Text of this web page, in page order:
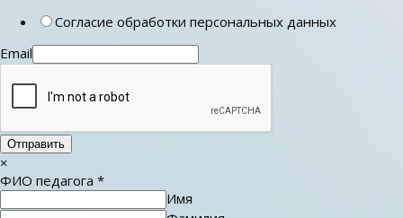
Согласие обработки персональных данных
Email
Отправить
×
ФИО педагога *
Имя